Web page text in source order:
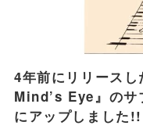
4年前にリリース
Mind’s Eye』のサ
にアップしました!!